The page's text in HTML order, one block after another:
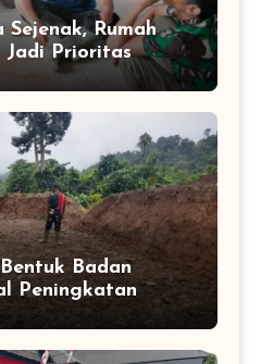
Rumah
Jadi Prioritas
di Sarah Raya
Badan
Peningkatan